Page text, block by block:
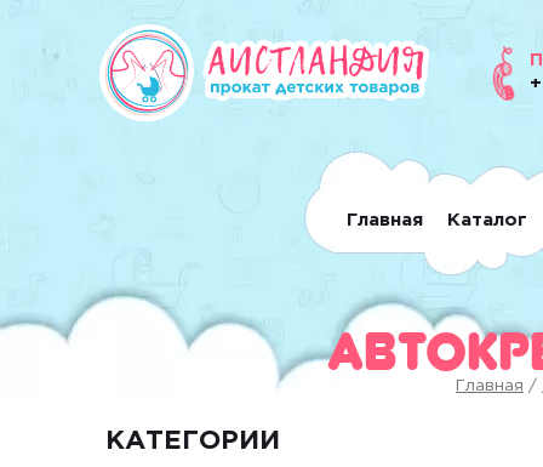
Главная Каталог
Главная /
КАТЕГОРИИ